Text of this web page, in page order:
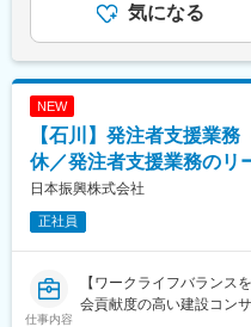
＼働き方について／
（１） 官公庁案件中心だ
・土日祝休み、残業月平
・急な方針転換や過度な
・景気変動の影響を受け
（２）ワークライフバラ
・公共性の高い仕事であ
社風
・業務過多・長時間労働
■社風：
技術者一人ひとりの専門
入社者も多く、施工管理
■職務内容：
公共事業の発注者である
をお任せ致します。
（1）資料作成・整理
事業に関する各種資料（
等）の作成・取りまとめ
（2）積算支援
工事予定価格算出のため
作成、システム入力等を支
（3）工事監督支援
工事図面・施工状況の確
認、変更対応、完了検査
年2回（7月・12月）※別
【年収例】38歳・中途
技術士補（基本給28.64
安の金額であり、選考を
気になる
NEW
【石川】発注者支援業
休／発注者支援業務のリ
日本振興株式会社
正社員
仕事内容
【ワークライフバランス
会貢献度の高い建設コン